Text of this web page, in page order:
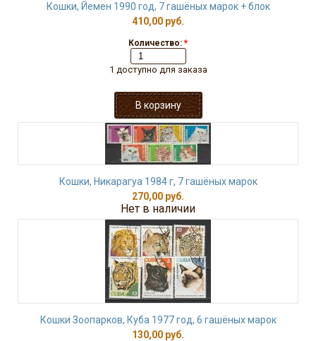
Кошки, Йемен 1990 год, 7 гашёных марок + блок
410,00 руб.
Количество: *
1 доступно для заказа
Кошки, Никарагуа 1984 г, 7 гашёных марок
270,00 руб.
Нет в наличии
Кошки Зоопарков, Куба 1977 год, 6 гашёных марок
130,00 руб.